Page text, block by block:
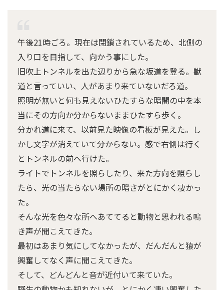
午後21時ごろ。現在は閉鎖されているため、北側の
入り口を目指して、向かう事にした。
旧吹上トンネルを出た辺りから急な坂道を登る。獣
道と言っていい、人があまり来ていないだろ道。
照明が無いと何も見えないひたすらな暗闇の中を本
当にその方向か分からないままひたすら歩く。
分かれ道に来て、以前見た映像の看板が見えた。し
かし文字が消えていて分からない。感で右側は行く
とトンネルの前へ行けた。
ライトでトンネルを照らしたり、来た方向を照らし
たら、光の当たらない場所の暗さがとにかく凄かっ
た。
そんな光を色々な所へあててると動物と思われる鳴
き声が聞こえてきた。
最初はあまり気にしてなかったが、だんだんと猿が
興奮してなく声に聞こえてきた。
そして、どんどんと音が近付いて来ていた。